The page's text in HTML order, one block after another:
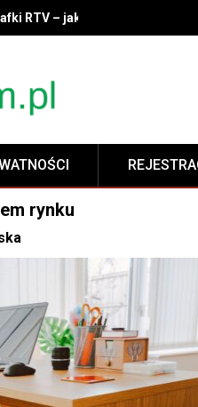
RTV – jak wybrać idealny
rynku